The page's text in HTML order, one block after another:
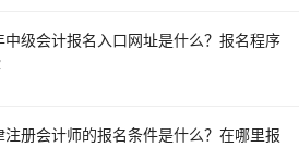
级会计报名入口网址是什么？报名程序
册会计师的报名条件是什么？在哪里报